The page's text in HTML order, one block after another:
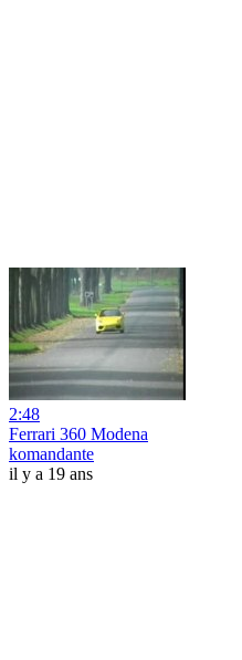
2:48
Ferrari 360 Modena
komandante
il y a 19 ans